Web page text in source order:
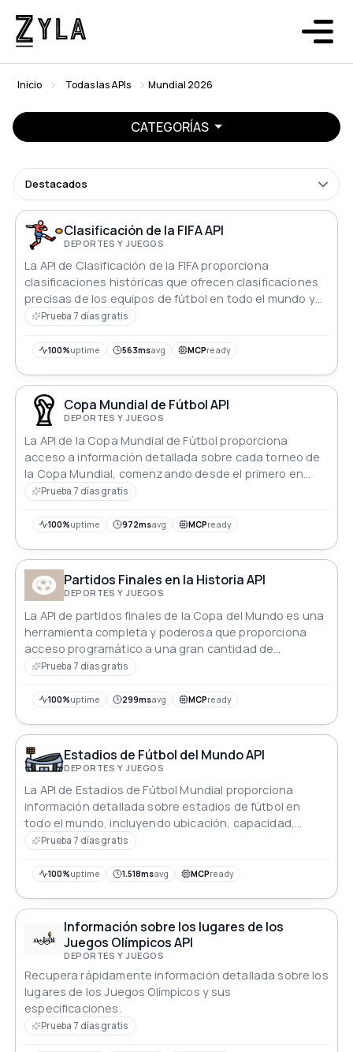
Inicio Todas las APIs Mundial 2026
CATEGORÍAS
Destacados
Clasificación de la FIFA API
DEPORTES Y JUEGOS
La API de Clasificación de la FIFA proporciona
clasificaciones históricas que ofrecen clasificaciones
precisas de los equipos de fútbol en todo el mundo y
perspectivas sobre las tendencias de rendimiento.
Prueba 7 días gratis
100%uptime 563msavg MCPready
Copa Mundial de Fútbol API
DEPORTES Y JUEGOS
La API de la Copa Mundial de Fútbol proporciona
acceso a información detallada sobre cada torneo de
la Copa Mundial, comenzando desde el primero en
1930.Prueba 7 días gratis
100%uptime 972msavg MCPready
Partidos Finales en la Historia API
DEPORTES Y JUEGOS
La API de partidos finales de la Copa del Mundo es una
herramienta completa y poderosa que proporciona
acceso programático a una gran cantidad de
información sobre los partidos finales de la Copa
Prueba 7 días gratis
100%uptime 299msavg MCPready
Estadios de Fútbol del Mundo API
DEPORTES Y JUEGOS
La API de Estadios de Fútbol Mundial proporciona
información detallada sobre estadios de fútbol en
todo el mundo, incluyendo ubicación, capacidad,
equipos locales y coordenadas geográficas, ideal para
Prueba 7 días gratis
100%uptime 1.518msavg MCPready
Información sobre los lugares de los
Juegos Olímpicos API
DEPORTES Y JUEGOS
Recupera rápidamente información detallada sobre los
lugares de los Juegos Olímpicos y sus
especificaciones.
Prueba 7 días gratis